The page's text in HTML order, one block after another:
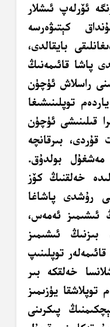
ئۆرلەپ ئىشلار
كېتىۋەرسە
بايقالدى،
پاشا قائىمەنىڭ
راسلاش ئۈچۈن
ياردەم توپلىنىشىغا
قىلىنىشى ئۈچۈن
قۇردى، بىرقانچە
بولدۇق.
خەلقنىڭ كۆز
رۇشدى پاشاغا
ئىشىمىز ئەمەس،
بىزنىڭ ئىشىمىز
توپلىنىپ
خەلقكە بىر
توپلاشقا يۈزىمىز
پىكرىنى